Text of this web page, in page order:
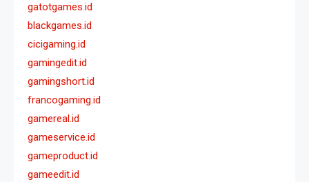
gatotgames.id
blackgames.id
cicigaming.id
gamingedit.id
gamingshort.id
francogaming.id
gamereal.id
gameservice.id
gameproduct.id
gameedit.id